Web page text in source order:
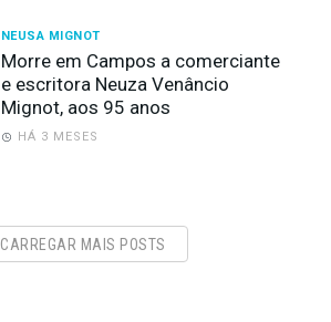
NEUSA MIGNOT
Morre em Campos a comerciante
e escritora Neuza Venâncio
Mignot, aos 95 anos
HÁ 3 MESES
CARREGAR MAIS POSTS